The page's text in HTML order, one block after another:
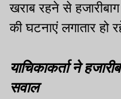
खराब रहने से
की घटनाएं लगातार हो
याचिकाकर्ता ने
सवाल